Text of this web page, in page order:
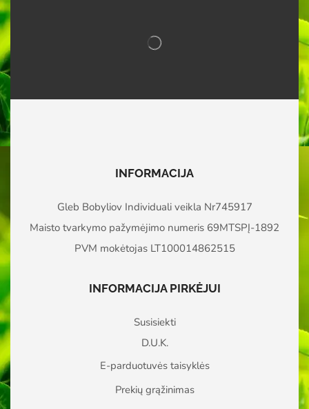
INFORMACIJA
Gleb Bobyliov Individuali veikla Nr745917
Maisto tvarkymo pažymėjimo numeris 69MTSPĮ-1892
PVM mokėtojas LT100014862515
INFORMACIJA PIRKĖJUI
Susisiekti
D.U.K.
E-parduotuvės taisyklės
Prekių grąžinimas